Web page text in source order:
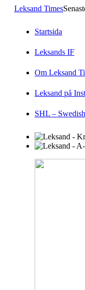
Leksand Times
Startsida
Leksands IF
Om Leksand
Leksand på
SHL –